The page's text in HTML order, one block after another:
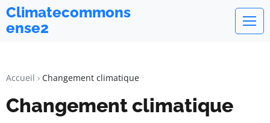
Climatecommons
ense2
Accueil Changement climatique
Changement climatique